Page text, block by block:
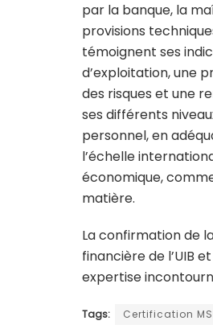
par la banque, la
provisions
témoignent ses
d’exploitation, une
des risques et une
ses différents
personnel, en
l’échelle
économique,
matière.
La confirmation de
financière de l’UIB
expertise
Tags: Certification